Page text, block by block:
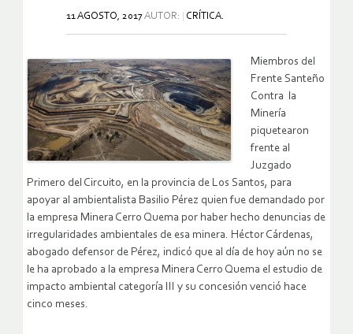
11 AGOSTO, 2017AUTOR: CRÍTICA.
Miembros del
Frente Santeño
Contra la
Minería
piquetearon
frente al
Juzgado
Primero del Circuito, en la provincia de Los Santos, para
apoyar al ambientalista Basilio Pérez quien fue demandado por
la empresa Minera Cerro Quema por haber hecho denuncias de
irregularidades ambientales de esa minera. Héctor Cárdenas,
abogado defensor de Pérez, indicó que al día de hoy aún no se
le ha aprobado a la empresa Minera Cerro Quema el estudio de
impacto ambiental categoría III y su concesión venció hace
cinco meses.